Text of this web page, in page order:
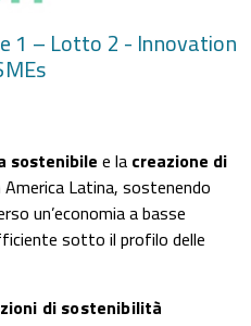
1 – Lotto 2 - Innovation
sostenibile e la creazione di
America Latina, sostenendo
un’economia a basse
sotto il profilo delle
di sostenibilità